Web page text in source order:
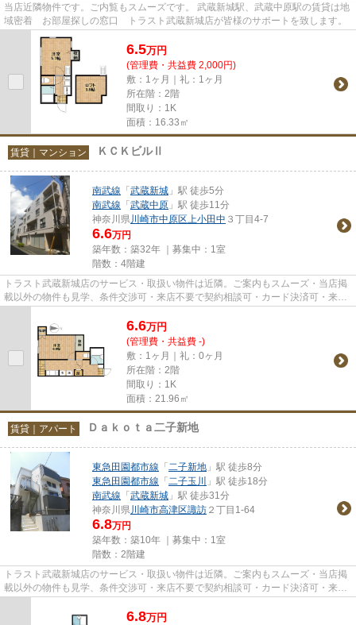
当店近隣物件です。ご内覧もスムーズです。 武蔵新城駅、武蔵中原駅の賃貸は地
域密着 お部屋探しの窓口 トラスト武蔵新城店が皆様のサポートを致します。
6.5万円
(管理費・共益費 2,000円)
敷：1ヶ月｜礼：1ヶ月
所在階：2階
間取り：1K
面積：16.33㎡
賃貸｜マンション ＫＣＫビルⅡ
南武線 「武蔵新城 」駅 徒歩5分
南武線 「武蔵中原 」駅 徒歩11分
神奈川県川崎市中原区上小田中 ３丁目4-7
6.6万円
築年数：築32年 ｜募集中： 1室
階数：4階建
トラスト武蔵新城店のサービス・取扱い物件は近隣。ご案内もスムーズ・当店掲
載以外の物件も見学、条件交渉可・来店不要で契約相談可・カード決済可・来店
時無料駐車場有（要電話予約...
6.6万円
(管理費・共益費 -)
敷：1ヶ月｜礼：0ヶ月
所在階：2階
間取り：1K
面積：21.96㎡
賃貸｜アパート Ｄａｋｏｔａ二子新地
東急田園都市線 「二子新地 」駅 徒歩8分
東急田園都市線 「二子玉川
」駅 徒歩18分
南武線 「武蔵新城 」駅 徒歩31分
神奈川県川崎市高津区諏訪 ２丁目1-64
6.8万円
築年数：築10年 ｜募集中： 1室
階数：2階建
トラスト武蔵新城店のサービス・取扱い物件は近隣。ご案内もスムーズ・当店掲
載以外の物件も見学、条件交渉可・来店不要で契約相談可・カード決済可・来店
時無料駐車場有（要電話予約...
6.8万円